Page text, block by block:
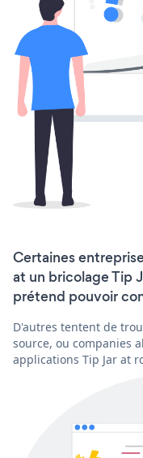
Certaines
at un bricolage Tip
prétend pouvoir
D'autres tentent de
source, ou companies
applications Tip Jar at